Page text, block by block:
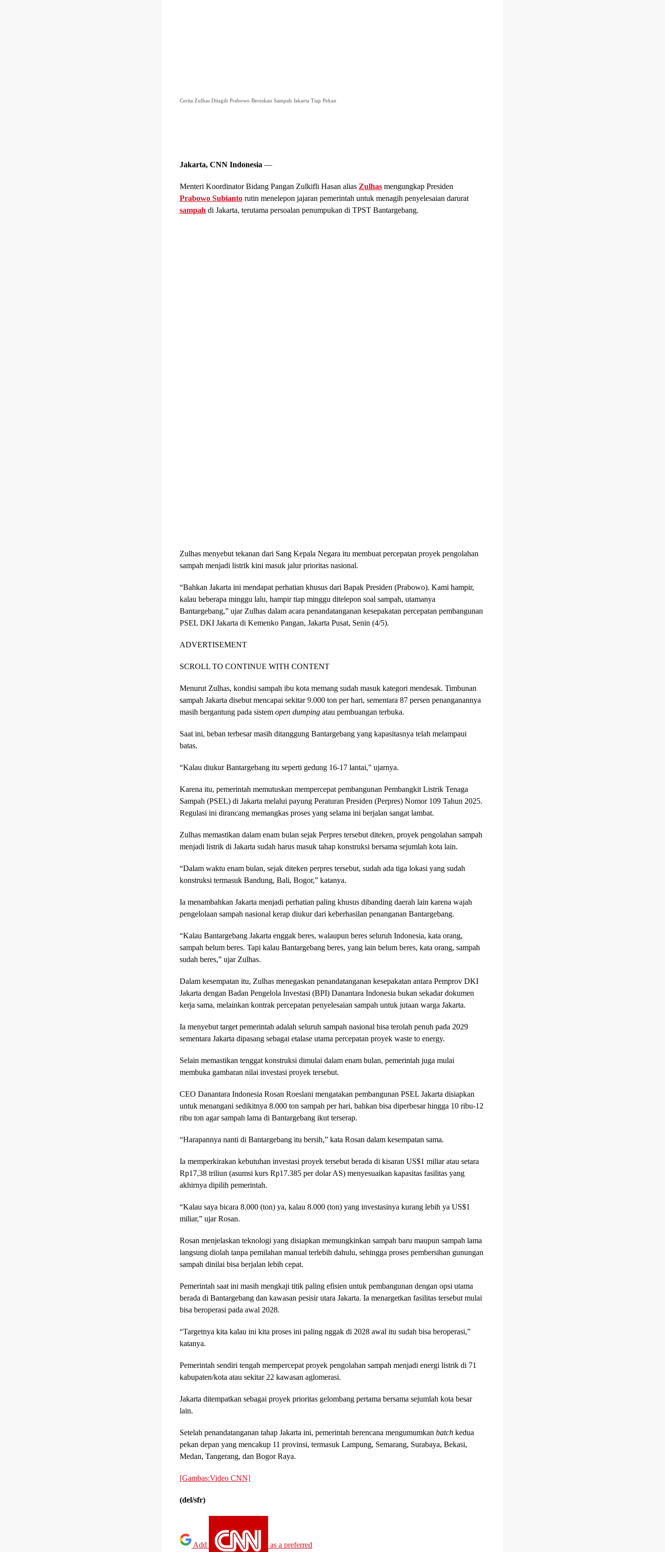
Cerita Zulhas Ditagih Prabowo Bereskan Sampah Jakarta Tiap Pekan
Jakarta, CNN Indonesia —
Menteri Koordinator Bidang Pangan Zulkifli Hasan alias Zulhas mengungkap Presiden
Prabowo Subianto rutin menelepon jajaran pemerintah untuk menagih penyelesaian darurat
sampah di Jakarta, terutama persoalan penumpukan di TPST Bantargebang.
Zulhas menyebut tekanan dari Sang Kepala Negara itu membuat percepatan proyek pengolahan
sampah menjadi listrik kini masuk jalur prioritas nasional.
“Bahkan Jakarta ini mendapat perhatian khusus dari Bapak Presiden (Prabowo). Kami hampir,
kalau beberapa minggu lalu, hampir tiap minggu ditelepon soal sampah, utamanya
Bantargebang,” ujar Zulhas dalam acara penandatanganan kesepakatan percepatan pembangunan
PSEL DKI Jakarta di Kemenko Pangan, Jakarta Pusat, Senin (4/5).
ADVERTISEMENT
SCROLL TO CONTINUE WITH CONTENT
Menurut Zulhas, kondisi sampah ibu kota memang sudah masuk kategori mendesak. Timbunan
sampah Jakarta disebut mencapai sekitar 9.000 ton per hari, sementara 87 persen penanganannya
masih bergantung pada sistem open dumping atau pembuangan terbuka.
Saat ini, beban terbesar masih ditanggung Bantargebang yang kapasitasnya telah melampaui
batas.
“Kalau diukur Bantargebang itu seperti gedung 16-17 lantai,” ujarnya.
Karena itu, pemerintah memutuskan mempercepat pembangunan Pembangkit Listrik Tenaga
Sampah (PSEL) di Jakarta melalui payung Peraturan Presiden (Perpres) Nomor 109 Tahun 2025.
Regulasi ini dirancang memangkas proses yang selama ini berjalan sangat lambat.
Zulhas memastikan dalam enam bulan sejak Perpres tersebut diteken, proyek pengolahan sampah
menjadi listrik di Jakarta sudah harus masuk tahap konstruksi bersama sejumlah kota lain.
“Dalam waktu enam bulan, sejak diteken perpres tersebut, sudah ada tiga lokasi yang sudah
konstruksi termasuk Bandung, Bali, Bogor,” katanya.
Ia menambahkan Jakarta menjadi perhatian paling khusus dibanding daerah lain karena wajah
pengelolaan sampah nasional kerap diukur dari keberhasilan penanganan Bantargebang.
“Kalau Bantargebang Jakarta enggak beres, walaupun beres seluruh Indonesia, kata orang,
sampah belum beres. Tapi kalau Bantargebang beres, yang lain belum beres, kata orang, sampah
sudah beres,” ujar Zulhas.
Dalam kesempatan itu, Zulhas menegaskan penandatanganan kesepakatan antara Pemprov DKI
Jakarta dengan Badan Pengelola Investasi (BPI) Danantara Indonesia bukan sekadar dokumen
kerja sama, melainkan kontrak percepatan penyelesaian sampah untuk jutaan warga Jakarta.
Ia menyebut target pemerintah adalah seluruh sampah nasional bisa terolah penuh pada 2029
sementara Jakarta dipasang sebagai etalase utama percepatan proyek waste to energy.
Selain memastikan tenggat konstruksi dimulai dalam enam bulan, pemerintah juga mulai
membuka gambaran nilai investasi proyek tersebut.
CEO Danantara Indonesia Rosan Roeslani mengatakan pembangunan PSEL Jakarta disiapkan
untuk menangani sedikitnya 8.000 ton sampah per hari, bahkan bisa diperbesar hingga 10 ribu-12
ribu ton agar sampah lama di Bantargebang ikut terserap.
“Harapannya nanti di Bantargebang itu bersih,” kata Rosan dalam kesempatan sama.
Ia memperkirakan kebutuhan investasi proyek tersebut berada di kisaran US$1 miliar atau setara
Rp17,38 triliun (asumsi kurs Rp17.385 per dolar AS) menyesuaikan kapasitas fasilitas yang
akhirnya dipilih pemerintah.
“Kalau saya bicara 8.000 (ton) ya, kalau 8.000 (ton) yang investasinya kurang lebih ya US$1
miliar,” ujar Rosan.
Rosan menjelaskan teknologi yang disiapkan memungkinkan sampah baru maupun sampah lama
langsung diolah tanpa pemilahan manual terlebih dahulu, sehingga proses pembersihan gunungan
sampah dinilai bisa berjalan lebih cepat.
Pemerintah saat ini masih mengkaji titik paling efisien untuk pembangunan dengan opsi utama
berada di Bantargebang dan kawasan pesisir utara Jakarta. Ia menargetkan fasilitas tersebut mulai
bisa beroperasi pada awal 2028.
“Targetnya kita kalau ini kita proses ini paling nggak di 2028 awal itu sudah bisa beroperasi,”
katanya.
Pemerintah sendiri tengah mempercepat proyek pengolahan sampah menjadi energi listrik di 71
kabupaten/kota atau sekitar 22 kawasan aglomerasi.
Jakarta ditempatkan sebagai proyek prioritas gelombang pertama bersama sejumlah kota besar
lain.
Setelah penandatanganan tahap Jakarta ini, pemerintah berencana mengumumkan batch kedua
pekan depan yang mencakup 11 provinsi, termasuk Lampung, Semarang, Surabaya, Bekasi,
Medan, Tangerang, dan Bogor Raya.
[Gambas:Video CNN]
(del/sfr)
Add as a preferred